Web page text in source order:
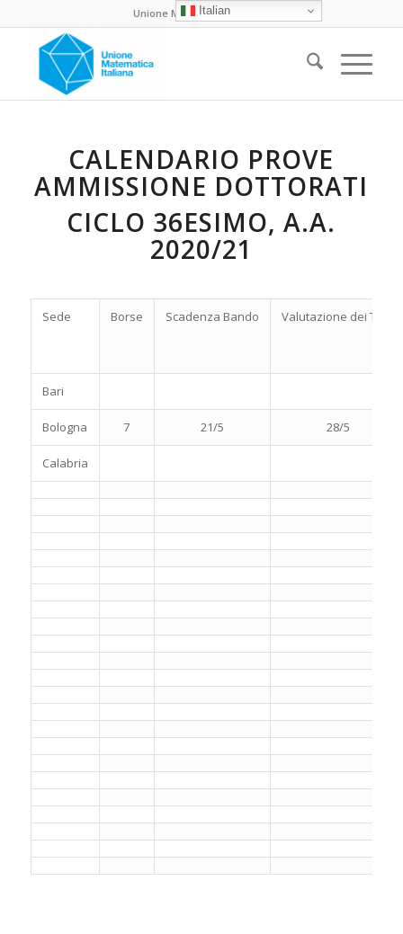
Unione Matematica Italiana
CALENDARIO PROVE
AMMISSIONE DOTTORATI
CICLO 36ESIMO, A.A.
2020/21
Sede Borse Scadenza Bando Valutazione dei Titoli
Bari
Bologna 7 21/5 28/5
Calabria
Italian